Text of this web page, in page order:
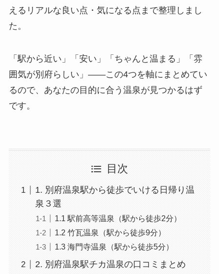
えるリアルな良い点・気になる点まで整理しまし
た。
「駅から近い」「安い」「ちゃんと温まる」「雰
囲気が別府らしい」――この4つを軸にまとめてい
るので、あなたの目的に合う温泉が見つかるはず
です。
目次
1. 別府温泉駅から徒歩でいける日帰り温
泉３選
1.1 駅前高等温泉（駅から徒歩2分）
1.2 竹瓦温泉（駅から徒歩9分）
1.3 海門寺温泉（駅から徒歩5分）
2. 別府温泉駅チカ温泉の口コミまとめ